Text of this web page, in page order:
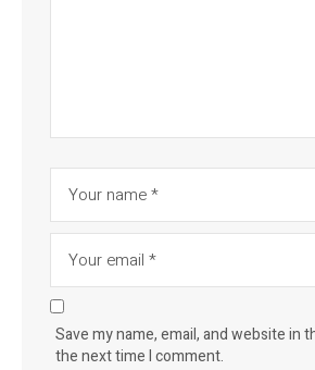
Save my name, email, and website in
the next time I comment.